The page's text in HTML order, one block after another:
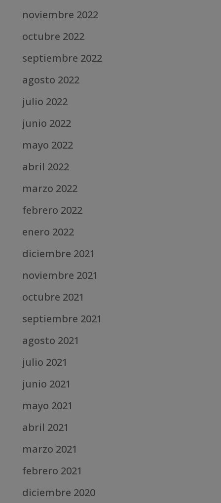
noviembre 2022
octubre 2022
septiembre 2022
agosto 2022
julio 2022
junio 2022
mayo 2022
abril 2022
marzo 2022
febrero 2022
enero 2022
diciembre 2021
noviembre 2021
octubre 2021
septiembre 2021
agosto 2021
julio 2021
junio 2021
mayo 2021
abril 2021
marzo 2021
febrero 2021
diciembre 2020